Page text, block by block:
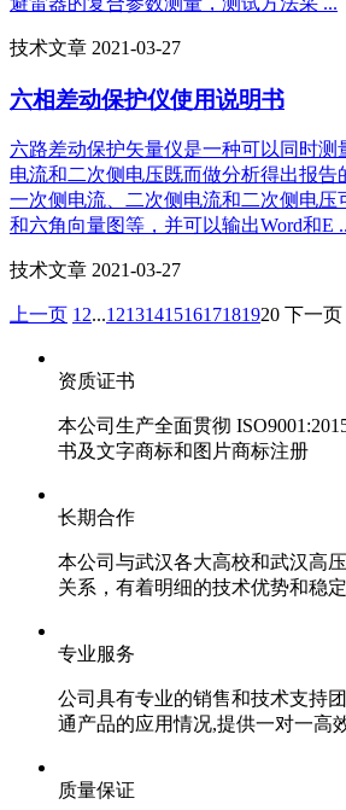
技术文章 2021-03-27
六相差动保护仪使用说明书
六路差动保护矢量仪是一种可以同时测
电流和二次侧电压既而做分析得出报告
一次侧电流、二次侧电流和二次侧电压
和六角向量图等，并可以输出Word和E
技术文章 2021-03-27
上一页 1 2...121314151617181920 下一页
资质证书
本公司生产全面贯彻
书及文字商标和图片商标注册
长期合作
本公司与武汉各大高校和武汉高
关系，有着明细的技术优势和稳
专业服务
公司具有专业的销售和技术支持
通产品的应用情况,提供一对一高
质量保证